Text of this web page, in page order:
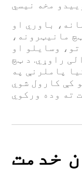
باوري او
مانیټرونه،
وسایلو او
راوړي. د ټچ
پاملرنې په
کې کارول شوي
خدمت